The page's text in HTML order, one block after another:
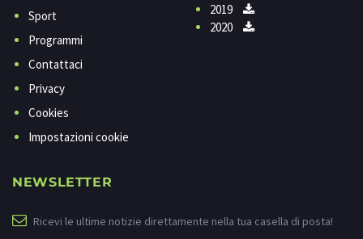
Sport
Programmi
Contattaci
Privacy
Cookies
Impostazioni cookie
2019
2020
NEWSLETTER
Ricevi le ultime notizie direttamente nella tua casella di posta!